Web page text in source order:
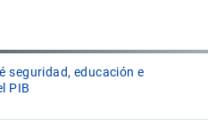
seguridad, educación e
PIB